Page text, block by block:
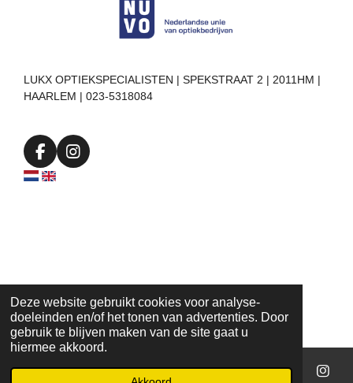
Deze website gebruikt cookies voor analyse-
doeleinden en/of het tonen van advertenties. Door
gebruik te blijven maken van de site gaat u
hiermee akkoord.
LUKX OPTIEKSPECIALISTEN | SPEKSTRAAT 2 | 2011HM |
HAARLEM | 023-5318084
F
a
I